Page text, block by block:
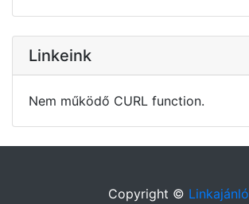
Linkeink
Nem működő CURL function.
Copyright © Linkajánló